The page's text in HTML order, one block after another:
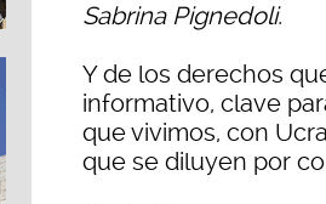
Sabrina Pignedoli.
Y de los derechos
informativo, clave
que vivimos, con
que se diluyen por